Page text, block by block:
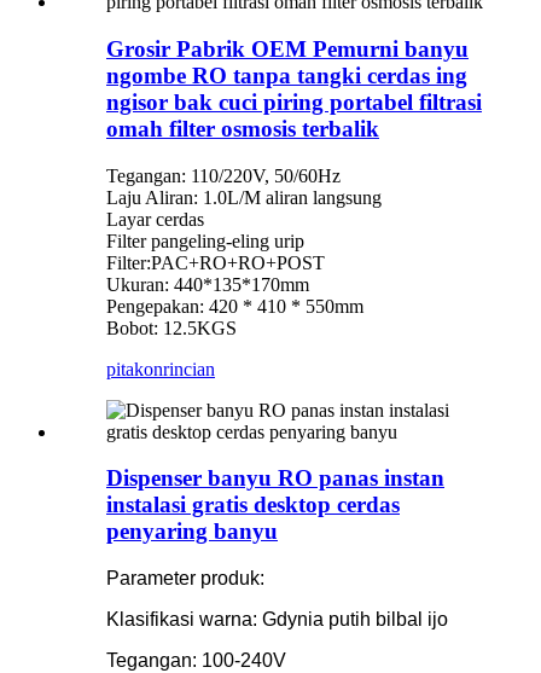
Grosir Pabrik OEM Pemurni banyu
ngombe RO tanpa tangki cerdas ing
ngisor bak cuci piring portabel filtrasi
omah filter osmosis terbalik
Tegangan: 110/220V, 50/60Hz
Laju Aliran: 1.0L/M aliran langsung
Layar cerdas
Filter pangeling-eling urip
Filter:PAC+RO+RO+POST
Ukuran: 440*135*170mm
Pengepakan: 420 * 410 * 550mm
Bobot: 12.5KGS
pitakonrincian
Dispenser banyu RO panas instan
instalasi gratis desktop cerdas
penyaring banyu
Parameter produk:
Klasifikasi warna: Gdynia putih bilbal ijo
Tegangan: 100-240V